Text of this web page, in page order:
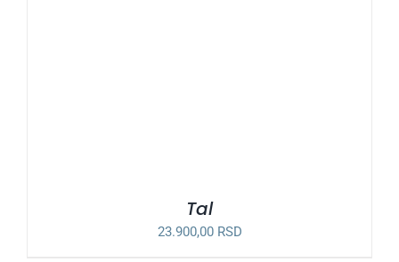
Tal
23.900,00 RSD